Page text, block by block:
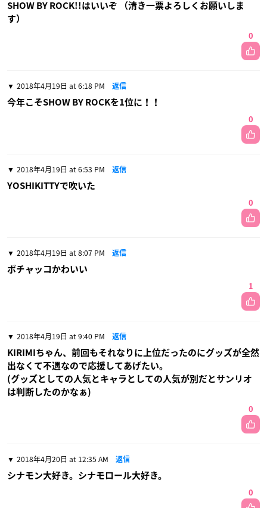
SHOW BY ROCK!!はいいぞ （清き一票よろしくお願いしま
す）
0
2018年4月19日 at 6:18 PM 返信
今年こそSHOW BY ROCKを1位に！！
0
2018年4月19日 at 6:53 PM 返信
YOSHIKITTYで吹いた
0
2018年4月19日 at 8:07 PM 返信
ポチャッコかわいい
1
2018年4月19日 at 9:40 PM 返信
KIRIMIちゃん、前回もそれなりに上位だったのにグッズが全然
出なくて不遇なので応援してあげたい。
(グッズとしての人気とキャラとしての人気が別だとサンリオ
は判断したのかなぁ)
0
2018年4月20日 at 12:35 AM 返信
シナモン大好き。シナモロール大好き。
0